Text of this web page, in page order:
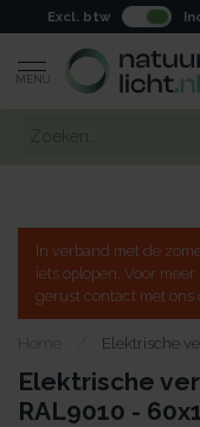
Excl. btw
MENU
In verband met de
iets oplopen. Voor
gerust contact met ons
Home Elektrische
Elektrische
RAL9010 -